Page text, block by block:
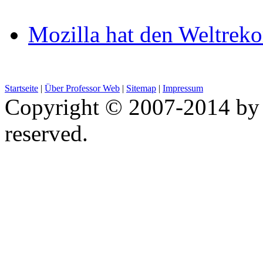
Mozilla hat den
Startseite | Über Professor Web | Sitemap | Impressum
Copyright © 2007-2014
reserved.